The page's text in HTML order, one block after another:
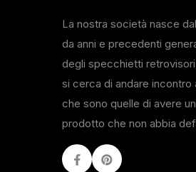
La nostra società nasce
da anni e precedenti
degli specchietti
si cerca di andare
che sono quelle di avere
prodotto che non abbia
FacebookYoutube